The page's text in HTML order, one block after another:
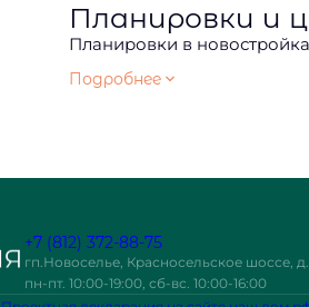
Планировки и
Планировки в
стенах. В новом ЖК
вариант. У нас есть
Молодые специалисты,
для начала
варианты, выбирайте:
Однокомнатные
Подробнее
+7 (812) 372-88-75
гп.Новоселье, Красносельское шоссе,
пн-пт. 10:00-19:00, сб-вс. 10:00-16:00